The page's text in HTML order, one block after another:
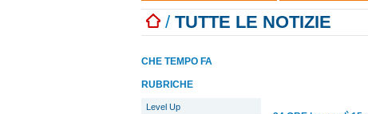
/ TUTTE LE NOTIZIE
CHE TEMPO FA
RUBRICHE
Level Up